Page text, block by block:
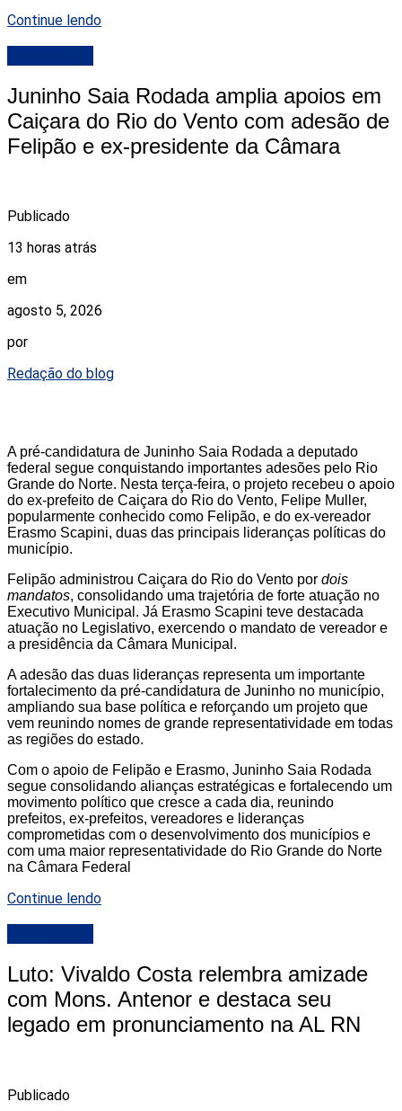
Continue lendo
Juninho Saia Rodada amplia apoios em
Caiçara do Rio do Vento com adesão de
Felipão e ex-presidente da Câmara
Publicado
13 horas atrás
em
agosto 5, 2026
por
Redação do blog
A pré-candidatura de Juninho Saia Rodada a deputado
federal segue conquistando importantes adesões pelo Rio
Grande do Norte. Nesta terça-feira, o projeto recebeu o apoio
do ex-prefeito de Caiçara do Rio do Vento, Felipe Muller,
popularmente conhecido como Felipão, e do ex-vereador
Erasmo Scapini, duas das principais lideranças políticas do
município.
Felipão administrou Caiçara do Rio do Vento por dois
mandatos, consolidando uma trajetória de forte atuação no
Executivo Municipal. Já Erasmo Scapini teve destacada
atuação no Legislativo, exercendo o mandato de vereador e
a presidência da Câmara Municipal.
A adesão das duas lideranças representa um importante
fortalecimento da pré-candidatura de Juninho no município,
ampliando sua base política e reforçando um projeto que
vem reunindo nomes de grande representatividade em todas
as regiões do estado.
Com o apoio de Felipão e Erasmo, Juninho Saia Rodada
segue consolidando alianças estratégicas e fortalecendo um
movimento político que cresce a cada dia, reunindo
prefeitos, ex-prefeitos, vereadores e lideranças
comprometidas com o desenvolvimento dos municípios e
com uma maior representatividade do Rio Grande do Norte
na Câmara Federal
Continue lendo
Luto: Vivaldo Costa relembra amizade
com Mons. Antenor e destaca seu
legado em pronunciamento na AL RN
Publicado